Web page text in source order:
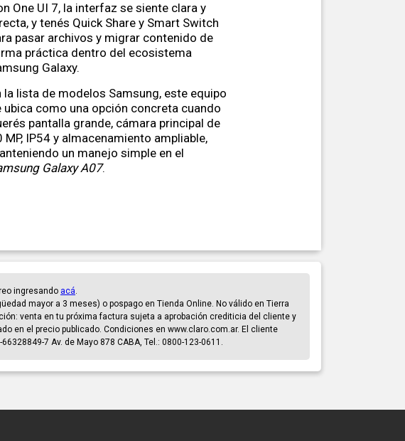
One UI 7, la interfaz se siente clara y
y tenés Quick Share y Smart Switch
pasar archivos y migrar contenido de
práctica dentro del ecosistema
Galaxy.
la lista de modelos Samsung, este equipo
ubica como una opción concreta cuando
pantalla grande, cámara principal de
MP, IP54 y almacenamiento ampliable,
un manejo simple en el
Galaxy A07.
ingresando acá.
mayor a 3 meses) o pospago en Tienda Online. No válido en Tierra
venta en tu próxima factura sujeta a aprobación crediticia del cliente y
en el precio publicado. Condiciones en www.claro.com.ar. El cliente
7 Av. de Mayo 878 CABA, Tel.: 0800-123-0611.